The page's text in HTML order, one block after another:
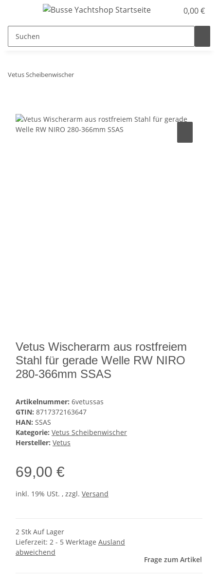
0,00 €
Vetus Scheibenwischer
Vetus Wischerarm aus rostfreiem
Stahl für gerade Welle RW NIRO
280-366mm SSAS
Artikelnummer: 6vetussas
GTIN: 8717372163647
HAN: SSAS
Kategorie: Vetus Scheibenwischer
Hersteller: Vetus
69,00 €
inkl. 19% USt. , zzgl. Versand
2 Stk Auf Lager
Lieferzeit: 2 - 5 Werktage Ausland
abweichend
Frage zum Artikel